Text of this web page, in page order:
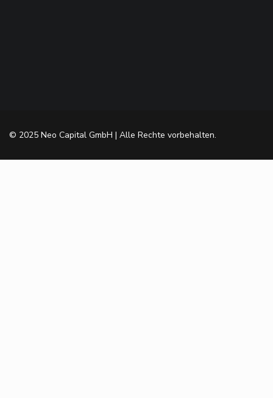
© 2025 Neo Capital GmbH | Alle Rechte vorbehalten.